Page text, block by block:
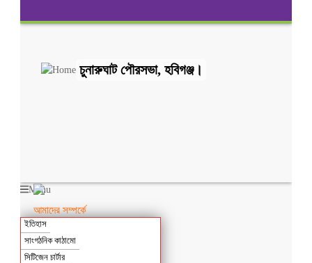
চুনারুঘাট পৌরসভা, হবিগঞ্জ।
Menu
আমাদের সম্পর্কে
ইতিহাস
সাংগঠনিক কাঠামো
সিটিজেন চার্টার